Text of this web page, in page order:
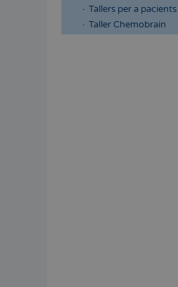
Tallers per a pacients
Taller Chemobrain